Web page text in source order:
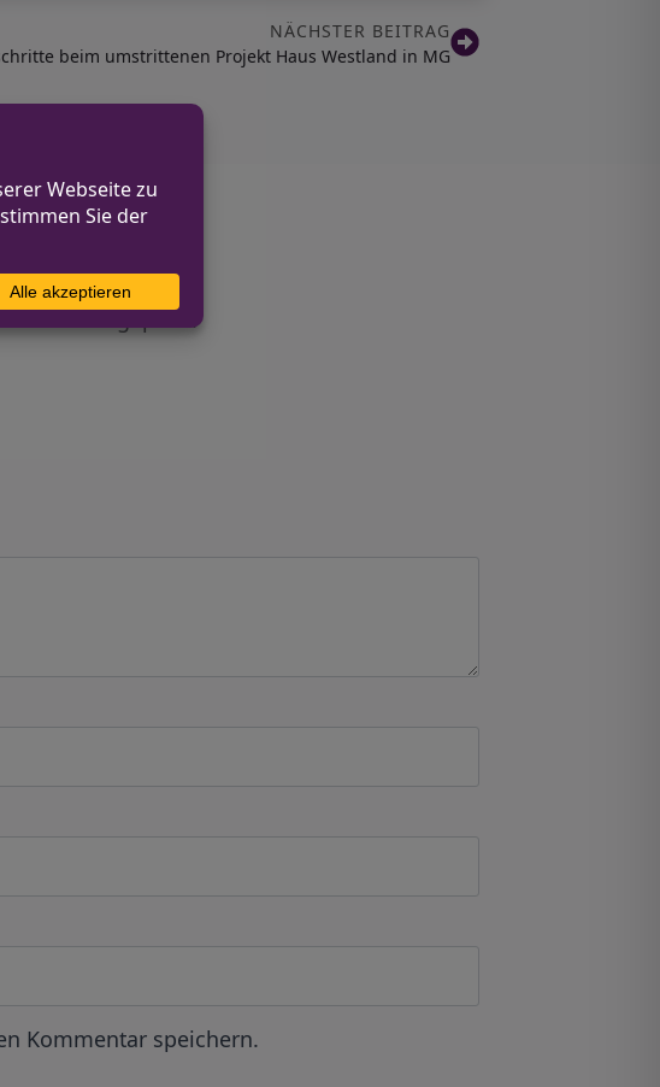
NÄCHSTER BEITRAG
beim umstrittenen Projekt Haus Westland in MG
Vorfeld geprüft.
Kommentar speichern.